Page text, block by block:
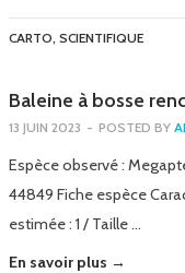
CARTO, SCIENTIFIQUE
Baleine à bosse
13 JUIN 2023 - POSTED BY
Espèce observé :
44849 Fiche espèce
estimée : 1 / Taille …
En savoir plus →